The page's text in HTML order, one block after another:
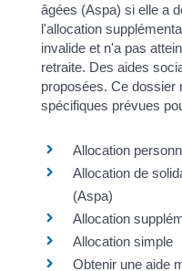
âgées (Aspa) si elle a
l'allocation
invalide et n'a pas
retraite. Des aides
proposées. Ce dossier
spécifiques prévues
Allocation
Allocation de
(Aspa)
Allocation
Allocation simple
Obtenir une aide